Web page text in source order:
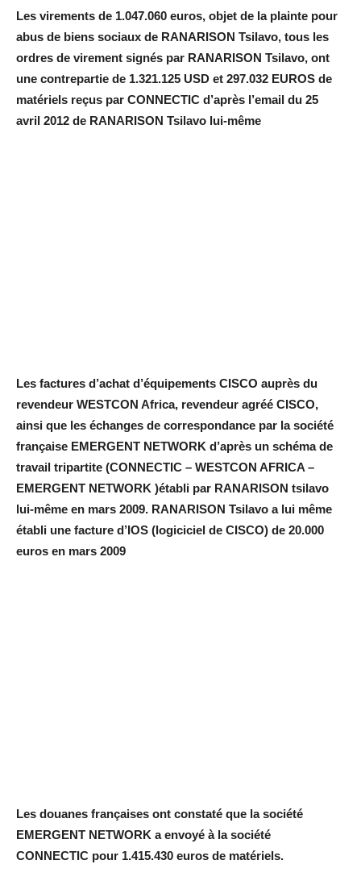
Les virements de 1.047.060 euros, objet de la plainte pour
abus de biens sociaux de RANARISON Tsilavo, tous les
ordres de virement signés par RANARISON Tsilavo, ont
une contrepartie de 1.321.125 USD et 297.032 EUROS de
matériels reçus par CONNECTIC d’après l’email du 25
avril 2012 de RANARISON Tsilavo lui-même
Les factures d’achat d’équipements CISCO auprès du
revendeur WESTCON Africa, revendeur agréé CISCO,
ainsi que les échanges de correspondance par la société
française EMERGENT NETWORK d’après un schéma de
travail tripartite (CONNECTIC – WESTCON AFRICA –
EMERGENT NETWORK )établi par RANARISON tsilavo
lui-même en mars 2009. RANARISON Tsilavo a lui même
établi une facture d’IOS (logiciciel de CISCO) de 20.000
euros en mars 2009
Les douanes françaises ont constaté que la société
EMERGENT NETWORK a envoyé à la société
CONNECTIC pour 1.415.430 euros de matériels.